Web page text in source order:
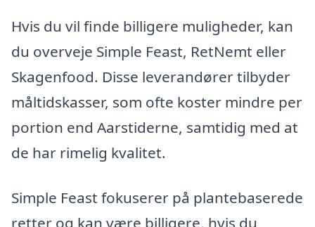
Hvis du vil finde billigere muligheder, kan
du overveje Simple Feast, RetNemt eller
Skagenfood. Disse leverandører tilbyder
måltidskasser, som ofte koster mindre per
portion end Aarstiderne, samtidig med at
de har rimelig kvalitet.
Simple Feast fokuserer på plantebaserede
retter og kan være billigere, hvis du